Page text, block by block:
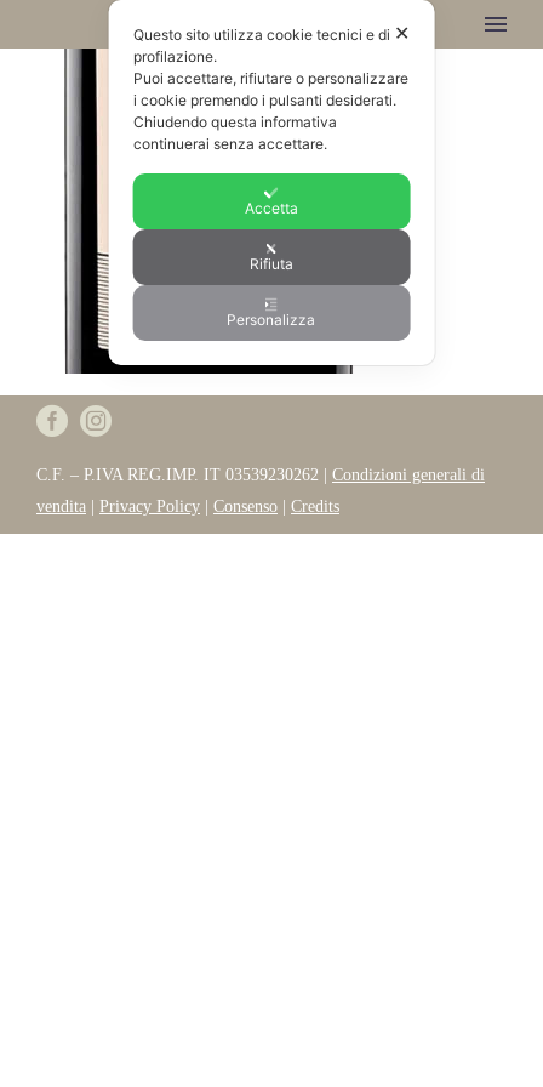
C.F. – P.IVA REG.IMP. IT 03539230262 | Condizioni generali di
vendita | Privacy Policy | Consenso | Credits
✕
Questo sito utilizza cookie tecnici e di
profilazione.
Puoi accettare, rifiutare o personalizzare
i cookie premendo i pulsanti desiderati.
Chiudendo questa informativa
continuerai senza accettare.
Accetta
Rifiuta
Personalizza